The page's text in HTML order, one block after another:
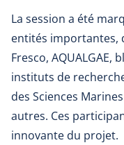
La session a été
entités importantes,
Fresco, AQUALGAE,
instituts de
des Sciences
autres. Ces
innovante du projet.